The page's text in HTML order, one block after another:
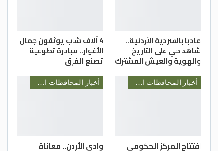
وآلية عملية التقييم وحوكمتها
مي الحسيني/ مديرية شباب اربد
مادبا بالسردية الأردنية..
شاهد حي على التاريخ
والهوية والعيش المشترك
4 آلاف شاب يوثقون جمال
الأغوار.. مبادرة تطوعية
تصنع الفرق
أخبار المحافظات الأردنية
افتتاح المركز الحكومي
أخبار المحافظات الأردنية
وادي الأردن.. معاناة